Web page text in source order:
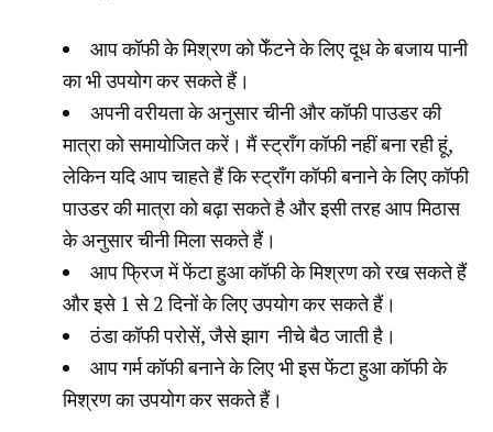
आप कॉफी के मिश्रण को फेँटने के लिए दूध के बजाय पानी
का भी उपयोग कर सकते हैं।
अपनी वरीयता के अनुसार चीनी और कॉफी पाउडर की
मात्रा को समायोजित करें। मैं स्ट्रॉंग कॉफी नहीं बना रही हूं,
लेकिन यदि आप चाहते हैं कि स्ट्रॉंग कॉफी बनाने के लिए कॉफी
पाउडर की मात्रा को बढ़ा सकते है और इसी तरह आप मिठास
के अनुसार चीनी मिला सकते हैं।
आप फ्रिज में फेंटा हुआ कॉफी के मिश्रण को रख सकते हैं
और इसे 1 से 2 दिनों के लिए उपयोग कर सकते हैं।
ठंडा कॉफी परोसें, जैसे झाग नीचे बैठ जाती है।
आप गर्म कॉफी बनाने के लिए भी इस फेंटा हुआ कॉफी के
मिश्रण का उपयोग कर सकते हैं।